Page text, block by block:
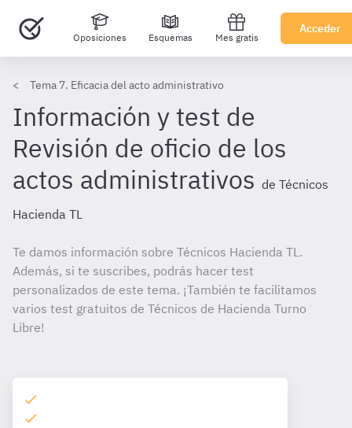
Oposiciones Esquemas Mes gratis
Acceder
Tema 7. Eficacia del acto administrativo
Información y test de
Revisión de oficio de los
actos administrativos de Técnicos
Hacienda TL
Te damos información sobre Técnicos Hacienda TL.
Además, si te suscribes, podrás hacer test
personalizados de este tema. ¡También te facilitamos
varios test gratuitos de Técnicos de Hacienda Turno
Libre!